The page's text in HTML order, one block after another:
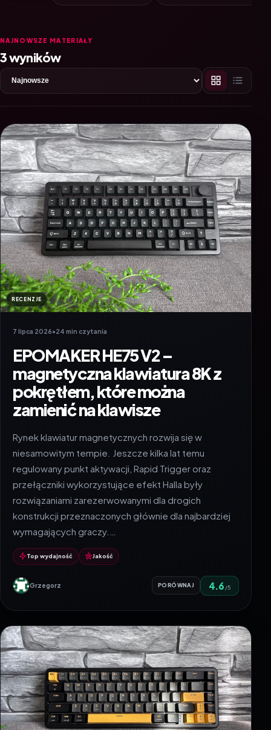
NAJNOWSZE MATERIAŁY
3 wyników
RECENZJE
7 lipca 2026•24 min czytania
EPOMAKER HE75 V2 –
magnetyczna klawiatura 8K z
pokrętłem, które można
zamienić na klawisze
Rynek klawiatur magnetycznych rozwija się w
niesamowitym tempie. Jeszcze kilka lat temu
regulowany punkt aktywacji, Rapid Trigger oraz
przełączniki wykorzystujące efekt Halla były
rozwiązaniami zarezerwowanymi dla drogich
konstrukcji przeznaczonych głównie dla najbardziej
wymagających graczy.…
Top wydajność Jakość
Grzegorz PORÓWNAJ 4.6 /5